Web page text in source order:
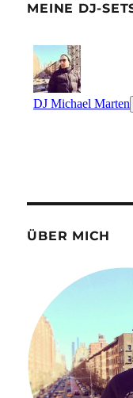
MEINE DJ-
ÜBER MICH